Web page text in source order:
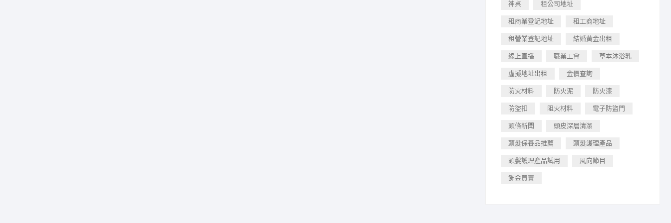
神桌 租公司地址
租商業登記地址 租工商地址
租營業登記地址 結婚黃金出租
線上直播 職業工會 草本沐浴乳
虛擬地址出租 金價查詢
防火材料 防火泥 防火漆
防盜扣 阻火材料 電子防盜門
頭條新聞 頭皮深層清潔
頭髮保養品推薦 頭髮護理產品
頭髮護理產品試用 風向節目
飾金買賣